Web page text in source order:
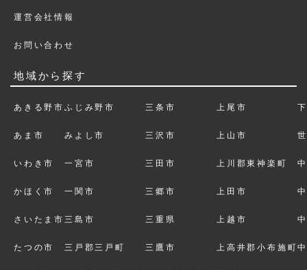
運営会社情報
お問い合わせ
地域から探す
あきる野市
あま市
いわき市
かほく市
さいたま市
たつの市
ふじみ野市
みよし市
一宮市
一関市
三島市
三戸郡三戸町
三条市
三沢市
三田市
三郷市
三重県
三鷹市
上尾市
上山市
上川郡東神楽町
上田市
上越市
上高井郡小布施町